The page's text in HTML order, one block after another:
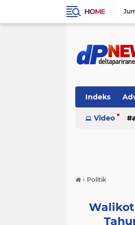
HOME
Indeks
Video
› Politik